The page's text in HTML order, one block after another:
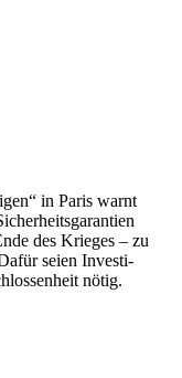
in Paris warnt
des Krieges – zu
seien Inves­ti­
nötig.